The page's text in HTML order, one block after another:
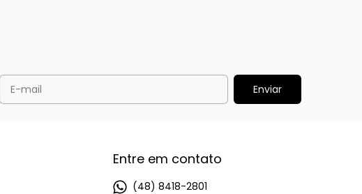
Entre em contato
(48) 8418-2801